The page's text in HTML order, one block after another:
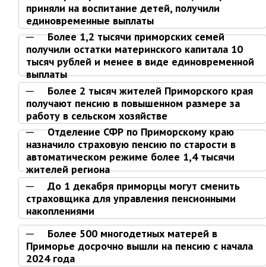
Муниципальный земельный
контроль
Муниципальный контроль в сфере
благоустройства
исполнением единой
теплоснабжающей организацией
обязательств по строительству,
реконструкции и (или)
модернизации объектов
теплоснабжения
Ведомственный контроль
Перечни информационных систем
Средства массовой информации
Антитеррористическая деятельность
Независимая антикоррупционная
экспертиза
приняли на воспитание детей, получили
единовременные выплаты
Более 1,2 тысячи приморских семей
получили остатки материнского капитала 10
тысяч рублей и менее в виде единовременной
выплаты
Более 2 тысяч жителей Приморского края
получают пенсию в повышенном размере за
работу в сельском хозяйстве
Отделение СФР по Приморскому краю
назначило страховую пенсию по старости в
автоматическом режиме более 1,4 тысячи
жителей региона
До 1 декабря приморцы могут сменить
страховщика для управления пенсионными
накоплениями
Более 500 многодетных матерей в
Приморье досрочно вышли на пенсию с начала
2024 года